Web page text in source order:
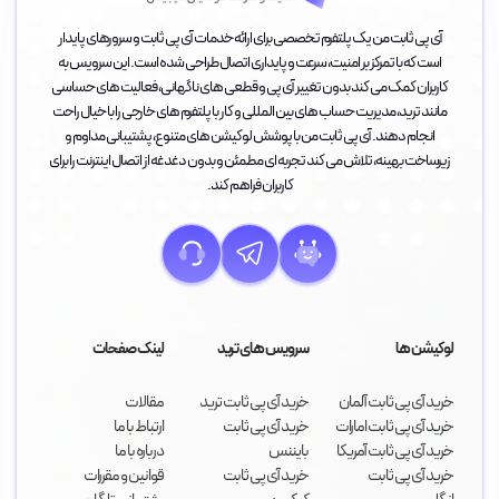
آی پی ثابت من یک پلتفرم تخصصی برای ارائه خدمات آی پی ثابت و سرورهای پایدار
است که با تمرکز بر امنیت، سرعت و پایداری اتصال طراحی شده است. این سرویس به
کاربران کمک می کند بدون تغییر آی پی و قطعی های ناگهانی، فعالیت های حساسی
مانند ترید، مدیریت حساب های بین المللی و کار با پلتفرم های خارجی را با خیال راحت
انجام دهند. آی پی ثابت من با پوشش لوکیشن های متنوع، پشتیبانی مداوم و
زیرساخت بهینه، تلاش می کند تجربه ای مطمئن و بدون دغدغه از اتصال اینترنت را برای
کاربران فراهم کند.
لوکیشن ها
خرید آی پی ثابت آلمان
خرید آی پی ثابت امارات
خرید آی پی ثابت آمریکا
خرید آی پی ثابت
سرویس های ترید
خرید آی پی ثابت ترید
خرید آی پی ثابت
بایننس
خرید آی پی ثابت
لینک صفحات
مقالات
ارتباط با ما
درباره با ما
قوانین و مقررات